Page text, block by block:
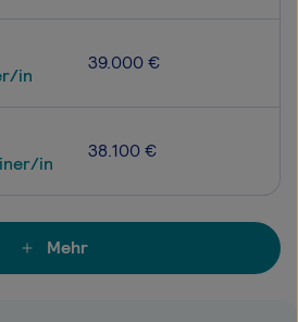
in
39.000 €
in
38.100 €
Mehr